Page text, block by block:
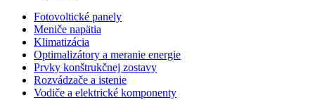
Fotovoltické panely
Meniče napätia
Klimatizácia
Optimalizátory a meranie energie
Prvky konštrukčnej zostavy
Rozvádzače a istenie
Vodiče a elektrické komponenty